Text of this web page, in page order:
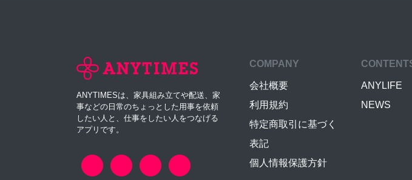
ANYTIMESは、家具組み立てや配送、家
事などの日常のちょっとした用事を依頼
したい人と、仕事をしたい人をつなげる
アプリです。
COMPANY
会社概要
利用規約
特定商取引に基づく
表記
個人情報保護方針
ANYLIFE
NEWS